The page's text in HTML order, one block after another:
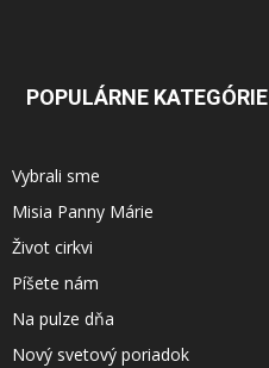
POPULÁRNE KATEGÓRIE
Vybrali sme
Misia Panny Márie
Život cirkvi
Píšete nám
Na pulze dňa
Nový svetový poriadok